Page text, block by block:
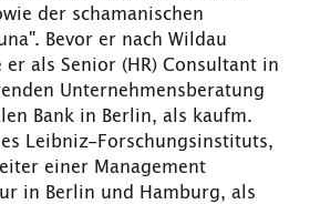
der schamanischen
Bevor er nach Wildau
als Senior (HR) Consultant in
Unternehmensberatung
Bank in Berlin, als kaufm.
Leibniz-Forschungsinstituts,
einer Management
in Berlin und Hamburg, als